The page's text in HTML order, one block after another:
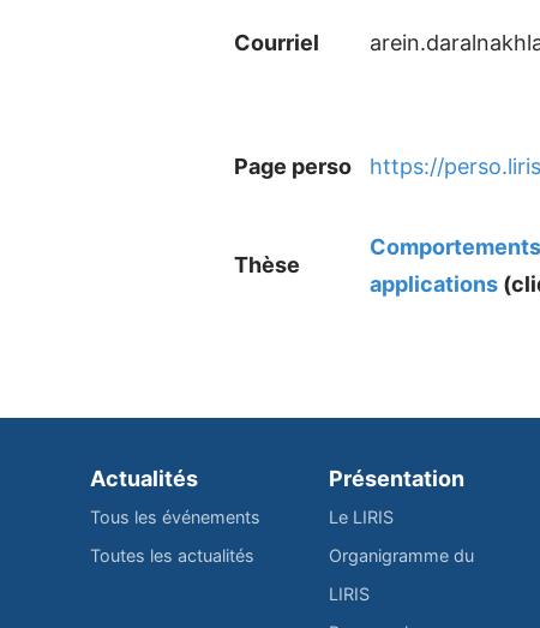
Courriel
Page perso https://
Thèse
applications
Actualités
Tous les événements
Toutes les actualités
Présentation
Le LIRIS
Organigramme du
LIRIS